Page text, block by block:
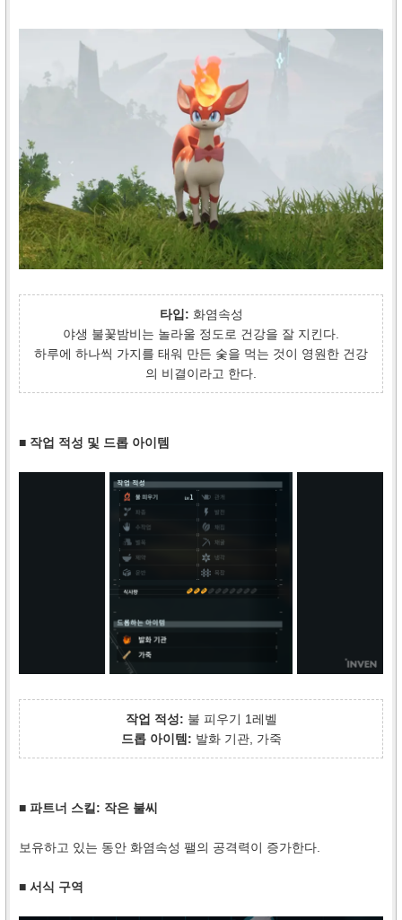
타입: 화염속성
야생 불꽃밤비는 놀라울 정도로 건강을 잘 지킨다.
하루에 하나씩 가지를 태워 만든 숯을 먹는 것이 영원한 건강
의 비결이라고 한다.
■ 작업 적성 및 드롭 아이템
작업 적성: 불 피우기 1레벨
드롭 아이템: 발화 기관, 가죽
■ 파트너 스킬: 작은 불씨
보유하고 있는 동안 화염속성 팰의 공격력이 증가한다.
■ 서식 구역